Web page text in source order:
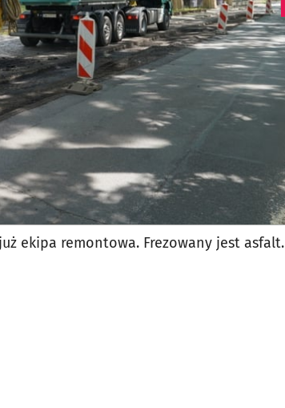
ekipa remontowa. Frezowany jest asfalt.